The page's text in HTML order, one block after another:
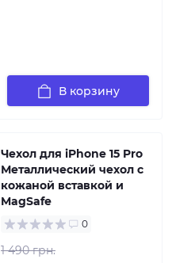
В корзину
Чехол для iPhone 15 Pro
Металлический чехол с
кожаной вставкой и
MagSafe
0
1 490 грн.